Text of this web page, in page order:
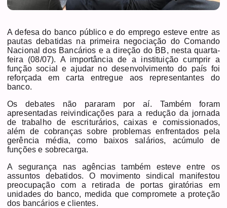
A defesa do banco público e do emprego esteve entre as
pautas debatidas na primeira negociação do Comando
Nacional dos Bancários e a direção do BB, nesta quarta-
feira (08/07). A importância de a instituição cumprir a
função social e ajudar no desenvolvimento do país foi
reforçada em carta entregue aos representantes do
banco.
Os debates não pararam por aí. Também foram
apresentadas reivindicações para a redução da jornada
de trabalho de escriturários, caixas e comissionados,
além de cobranças sobre problemas enfrentados pela
gerência média, como baixos salários, acúmulo de
funções e sobrecarga.
A segurança nas agências também esteve entre os
assuntos debatidos. O movimento sindical manifestou
preocupação com a retirada de portas giratórias em
unidades do banco, medida que compromete a proteção
dos bancários e clientes.